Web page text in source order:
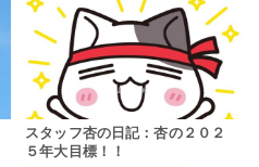
スタッフ杏の日記：杏の２０２
５年大目標！！